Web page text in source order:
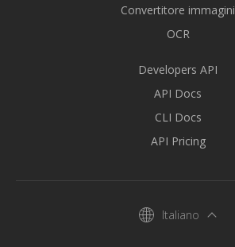
Convertitore immagini
OCR
Developers API
API Docs
CLI Docs
API Pricing
Italiano